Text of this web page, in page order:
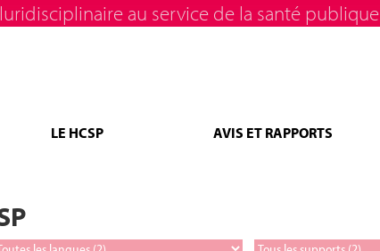
au service de la santé publique
LE HCSP AVIS ET RAPPORTS